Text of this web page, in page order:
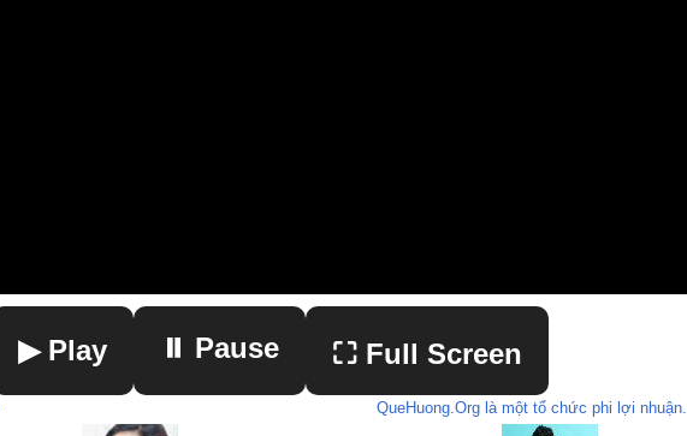
▶ Play ⏸ Pause ⛶ Full Screen
QueHuong.Org là một tổ chức phi lợi nhuận.